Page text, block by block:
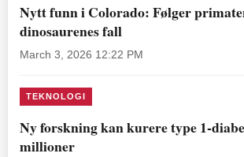
Nytt funn i Colorado: Følger
dinosaurenes fall
March 3, 2026 12:22 PM
TEKNOLOGI
Ny forskning kan kurere type 1-
millioner